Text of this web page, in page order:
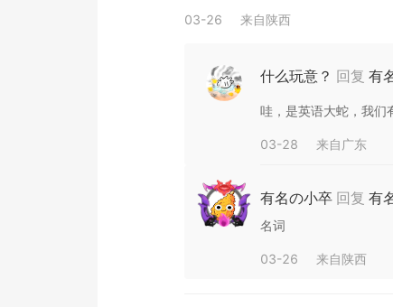
03-26 来自陕西
什么玩意？ 回复 有
哇，是英语大蛇，我们
03-28 来自 广东
有名の小卒 回复 有
名词
03-26 来自陕西